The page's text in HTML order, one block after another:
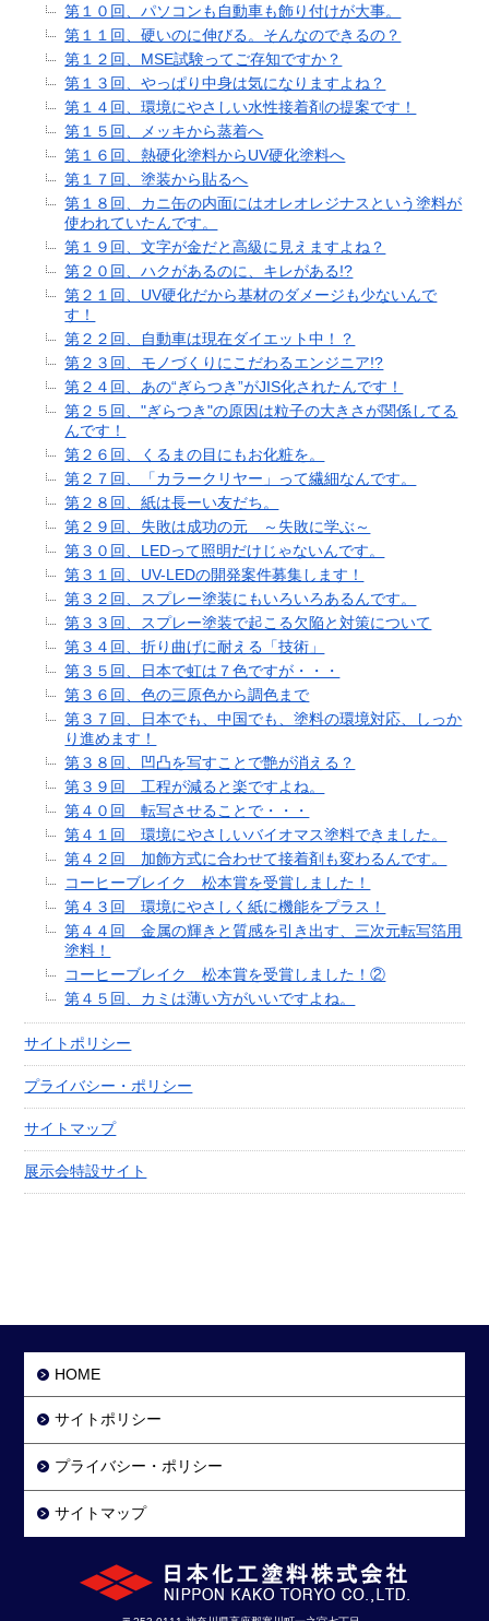
第１０回、パソコンも自動車も飾り付けが大事。
第１１回、硬いのに伸びる。そんなのできるの？
第１２回、MSE試験ってご存知ですか？
第１３回、やっぱり中身は気になりますよね？
第１４回、環境にやさしい水性接着剤の提案です！
第１５回、メッキから蒸着へ
第１６回、熱硬化塗料からUV硬化塗料へ
第１７回、塗装から貼るへ
第１８回、カニ缶の内面にはオレオレジナスという塗料が
使われていたんです。
第１９回、文字が金だと高級に見えますよね？
第２０回、ハクがあるのに、キレがある!?
第２１回、UV硬化だから基材のダメージも少ないんで
す！
第２２回、自動車は現在ダイエット中！？
第２３回、モノづくりにこだわるエンジニア!?
第２４回、あの“ぎらつき”がJIS化されたんです！
第２５回、"ぎらつき"の原因は粒子の大きさが関係してる
んです！
第２６回、くるまの目にもお化粧を。
第２７回、「カラークリヤー」って繊細なんです。
第２８回、紙は長ーい友だち。
第２９回、失敗は成功の元 ～失敗に学ぶ～
第３０回、LEDって照明だけじゃないんです。
第３１回、UV-LEDの開発案件募集します！
第３２回、スプレー塗装にもいろいろあるんです。
第３３回、スプレー塗装で起こる欠陥と対策について
第３４回、折り曲げに耐える「技術」
第３５回、日本で虹は７色ですが・・・
第３６回、色の三原色から調色まで
第３７回、日本でも、中国でも、塗料の環境対応、しっか
り進めます！
第３８回、凹凸を写すことで艶が消える？
第３９回 工程が減ると楽ですよね。
第４０回 転写させることで・・・
第４１回 環境にやさしいバイオマス塗料できました。
第４２回 加飾方式に合わせて接着剤も変わるんです。
コーヒーブレイク 松本賞を受賞しました！
第４３回 環境にやさしく紙に機能をプラス！
第４４回 金属の輝きと質感を引き出す、三次元転写箔用
塗料！
コーヒーブレイク 松本賞を受賞しました！②
第４５回、カミは薄い方がいいですよね。
サイトポリシー
プライバシー・ポリシー
サイトマップ
展示会特設サイト
HOME
サイトポリシー
プライバシー・ポリシー
サイトマップ